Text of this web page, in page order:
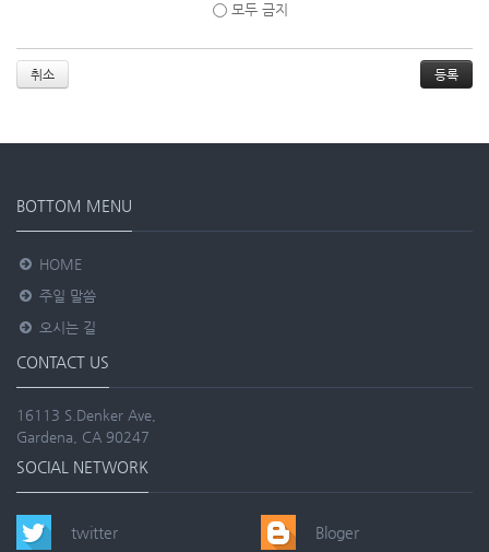
모두 금지
취소
BOTTOM MENU
HOME
주일 말씀
오시는 길
CONTACT US
16113 S.Denker Ave,
Gardena, CA 90247
SOCIAL NETWORK
twitter Bloger